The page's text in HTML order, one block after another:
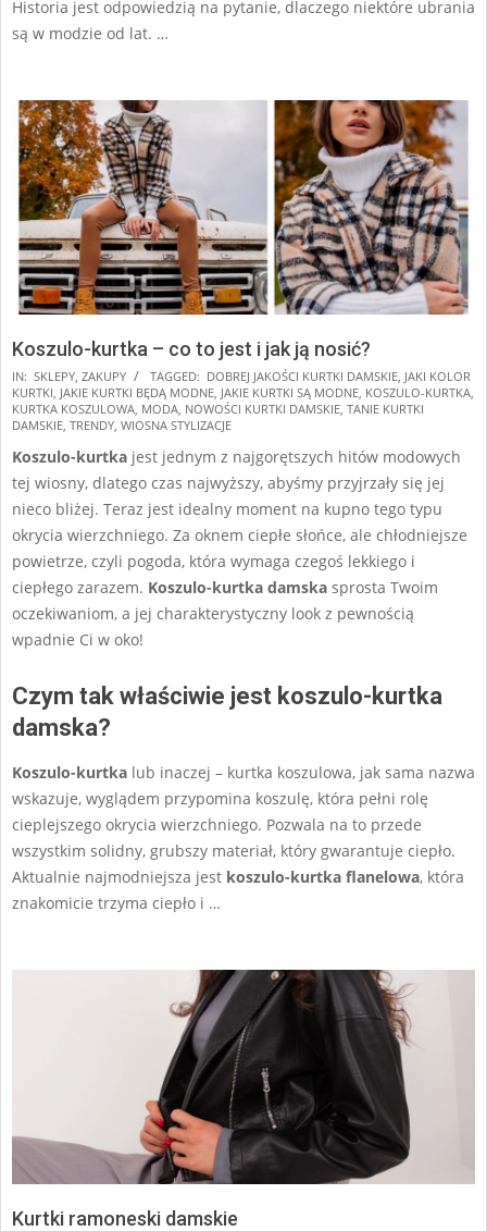
Historia jest odpowiedzią na pytanie, dlaczego niektóre ubrania
są w modzie od lat. …
Koszulo-kurtka – co to jest i jak ją nosić?
2025-
03-
05
IN: SKLEPY, ZAKUPY TAGGED: DOBREJ JAKOŚCI KURTKI DAMSKIE, JAKI KOLOR
KURTKI, JAKIE KURTKI BĘDĄ MODNE, JAKIE KURTKI SĄ MODNE, KOSZULO-KURTKA,
KURTKA KOSZULOWA, MODA, NOWOŚCI KURTKI DAMSKIE, TANIE KURTKI
DAMSKIE, TRENDY, WIOSNA STYLIZACJE
Koszulo-kurtka jest jednym z najgorętszych hitów modowych
tej wiosny, dlatego czas najwyższy, abyśmy przyjrzały się jej
nieco bliżej. Teraz jest idealny moment na kupno tego typu
okrycia wierzchniego. Za oknem ciepłe słońce, ale chłodniejsze
powietrze, czyli pogoda, która wymaga czegoś lekkiego i
ciepłego zarazem. Koszulo-kurtka damska sprosta Twoim
oczekiwaniom, a jej charakterystyczny look z pewnością
wpadnie Ci w oko!
Czym tak właściwie jest koszulo-kurtka
damska?
Koszulo-kurtka lub inaczej – kurtka koszulowa, jak sama nazwa
wskazuje, wyglądem przypomina koszulę, która pełni rolę
cieplejszego okrycia wierzchniego. Pozwala na to przede
wszystkim solidny, grubszy materiał, który gwarantuje ciepło.
Aktualnie najmodniejsza jest koszulo-kurtka flanelowa, która
znakomicie trzyma ciepło i …
Kurtki ramoneski damskie